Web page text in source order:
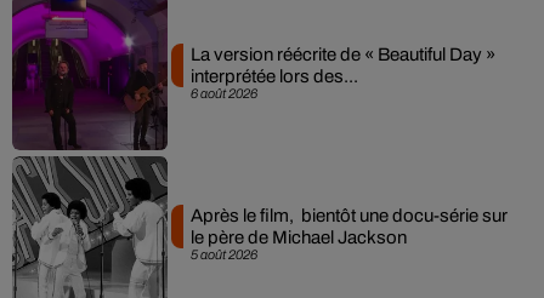
6 août 2026
La version réécrite de « Beautiful Day »
interprétée lors des...
5 août 2026
Après le film, bientôt une docu-série sur
le père de Michael Jackson